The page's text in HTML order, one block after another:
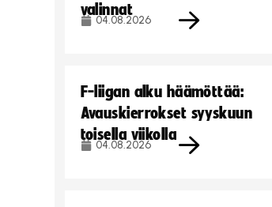
valinnat
04.08.2026
F-liigan alku häämöttää:
Avauskierrokset syyskuun
toisella viikolla
04.08.2026